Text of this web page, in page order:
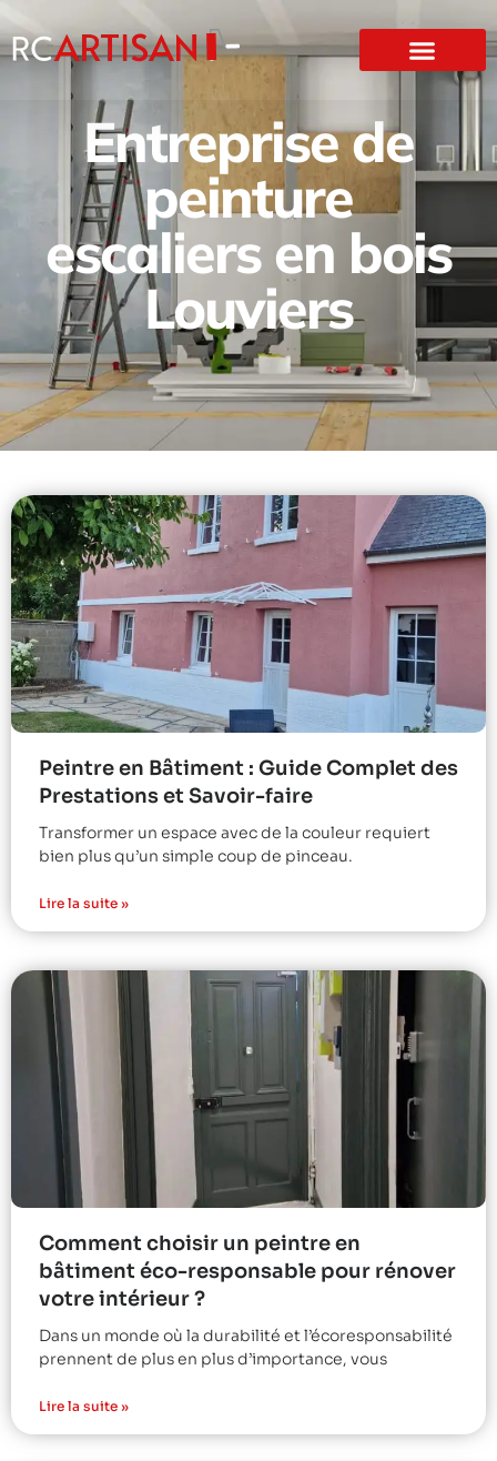
Entreprise de
peinture
escaliers en bois
Louviers
Peintre en Bâtiment : Guide Complet des
Prestations et Savoir-faire
Transformer un espace avec de la couleur requiert
bien plus qu’un simple coup de pinceau.
Lire la suite »
Comment choisir un peintre en
bâtiment éco-responsable pour rénover
votre intérieur ?
Dans un monde où la durabilité et l’écoresponsabilité
prennent de plus en plus d’importance, vous
Lire la suite »